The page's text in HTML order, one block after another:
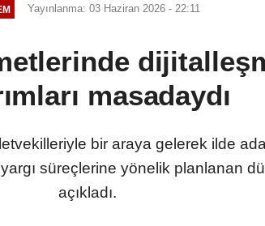
Yayınlanma: 03 Haziran 2026 - 22:11
masadaydı
bir araya gelerek ilde
yargı süreçlerine yönelik planlanan
açıkladı.